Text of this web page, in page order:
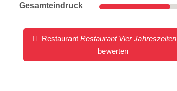
Gesamteindruck
RestaurantRestaurant Vier Jahreszeiten
bewerten